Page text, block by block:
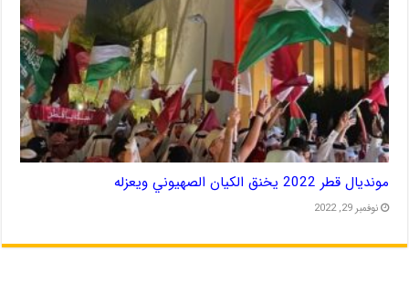
مونديال قطر 2022 يخنق الكيان الصهيوني ويعزله
نوفمبر 29, 2022